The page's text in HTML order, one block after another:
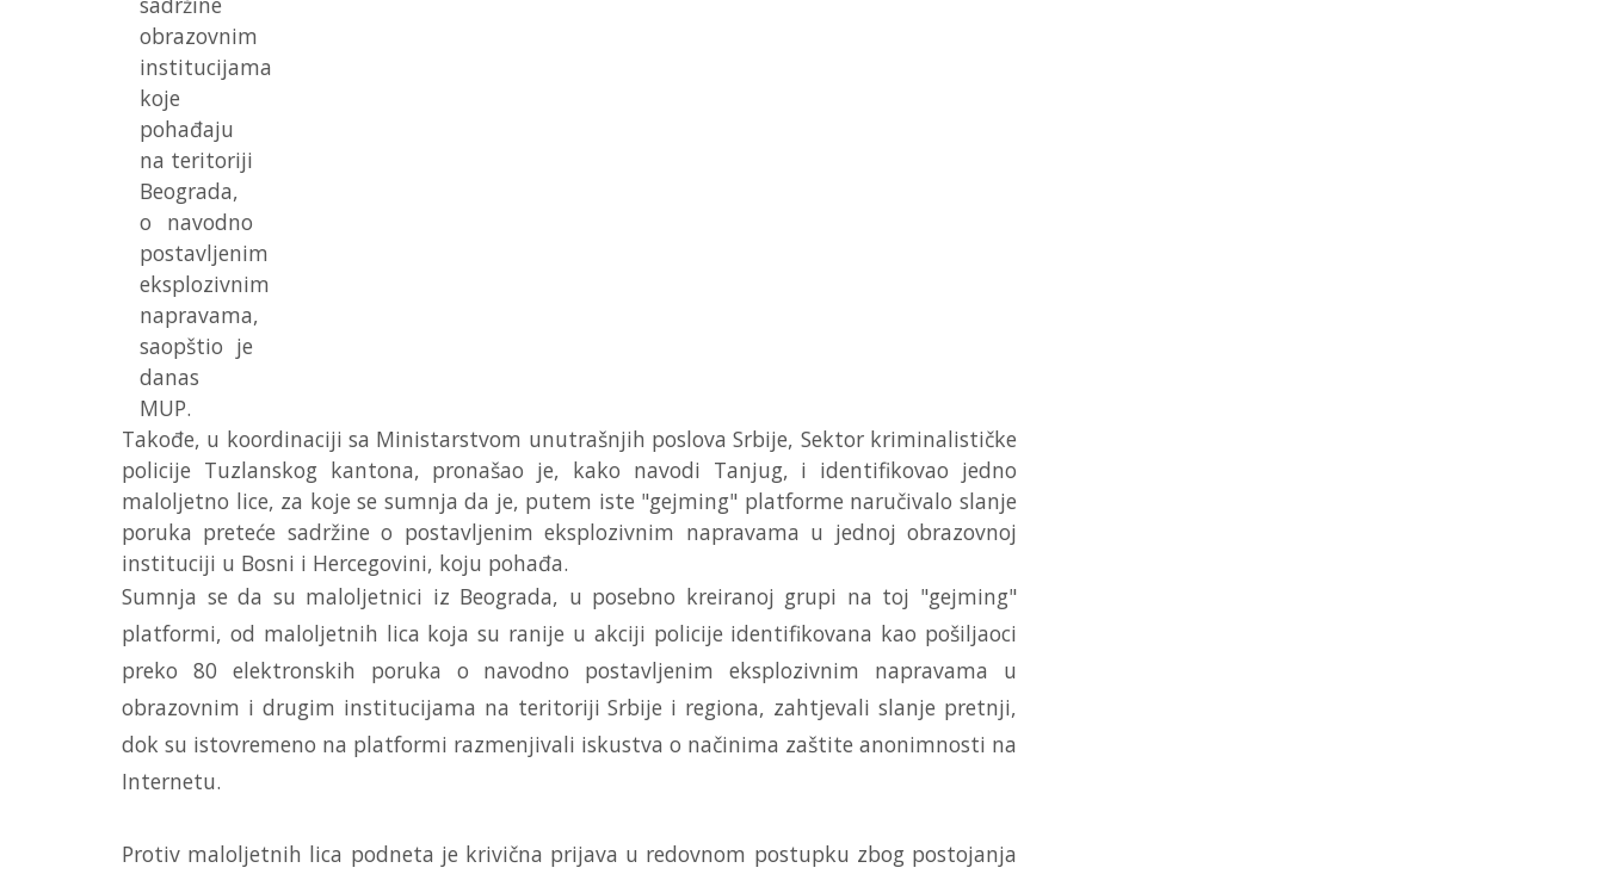
obrazovnim
institucijama
koje
pohađaju
na teritoriji
Beograda,
o navodno
postavljenim
eksplozivnim
napravama,
saopštio je
danas
MUP.
Takođe, u koordinaciji sa Ministarstvom unutrašnjih poslova Srbije, Sektor kriminalističke
policije Tuzlanskog kantona, pronašao je, kako navodi Tanjug, i identifikovao jedno
maloljetno lice, za koje se sumnja da je, putem iste "gejming" platforme naručivalo slanje
poruka preteće sadržine o postavljenim eksplozivnim napravama u jednoj obrazovnoj
instituciji u Bosni i Hercegovini, koju pohađa.
Sumnja se da su maloljetnici iz Beograda, u posebno kreiranoj grupi na toj "gejming"
platformi, od maloljetnih lica koja su ranije u akciji policije identifikovana kao pošiljaoci
preko 80 elektronskih poruka o navodno postavljenim eksplozivnim napravama u
obrazovnim i drugim institucijama na teritoriji Srbije i regiona, zahtjevali slanje pretnji,
dok su istovremeno na platformi razmenjivali iskustva o načinima zaštite anonimnosti na
Internetu.
Protiv maloljetnih lica podneta je krivična prijava u redovnom postupku zbog postojanja